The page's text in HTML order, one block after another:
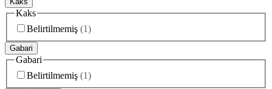
Kaks
Belirtilmemiş (1)
Gabari
Gabari
Belirtilmemiş (1)